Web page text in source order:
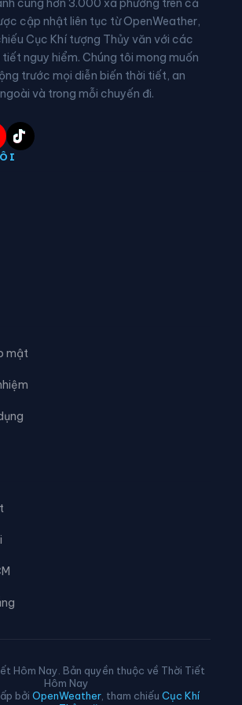
Hưng Phường Trung Nhứt
Phường Vị Thanh
Phường Vĩnh Phước
Xã Phụng Hiệp
cùng hơn 3.000 xã phường trên cả
cập nhật liên tục từ OpenWeather,
Cục Khí tượng Thủy văn với các
nguy hiểm. Chúng tôi mong muốn
trước mọi diễn biến thời tiết, an
và trong mỗi chuyến đi.
mật
Hôm Nay. Bản quyền thuộc về Thời Tiết
Hôm Nay
bởi OpenWeather, tham chiếu Cục Khí